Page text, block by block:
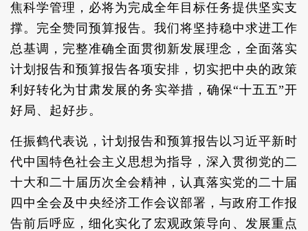
焦科学管理，必将为完成全年目标任务提供坚实支
撑。完全赞同预算报告。我们将坚持稳中求进工作
总基调，完整准确全面贯彻新发展理念，全面落实
计划报告和预算报告各项安排，切实把中央的政策
利好转化为甘肃发展的务实举措，确保“十五五”开
好局、起好步。
任振鹤代表说，计划报告和预算报告以习近平新时
代中国特色社会主义思想为指导，深入贯彻党的二
十大和二十届历次全会精神，认真落实党的二十届
四中全会及中央经济工作会议部署，与政府工作报
告前后呼应，细化实化了宏观政策导向、发展重点